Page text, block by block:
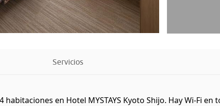
Servicios
en Hotel MYSTAYS Kyoto Shijo. Hay Wi-Fi en